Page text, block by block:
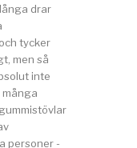
drar
tycker
men så
inte
många
personer -